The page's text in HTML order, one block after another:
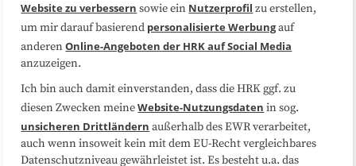
Datenschutzerklärung Impressum
Sitemap
Folgen Sie uns
Website zu verbessern sowie ein Nutzerprofil zu erstellen,
um mir darauf basierend personalisierte Werbungauf
anderenOnline-Angeboten der HRK auf Social Media
anzuzeigen.
Ich bin auch damit einverstanden, dass die HRK ggf. zu
diesen Zwecken meineWebsite-Nutzungsdaten in sog.
unsicheren Drittländern außerhalb des EWR verarbeitet,
auch wenn insoweit kein mit dem EU-Recht vergleichbares
Datenschutzniveau gewährleistet ist. Es besteht u.a. das